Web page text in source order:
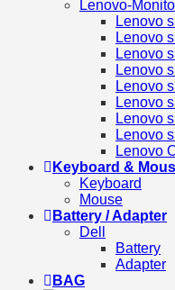
Lenovo-
Lenovo
Lenovo
Lenovo
Lenovo
Lenovo
Lenovo
Lenovo
Lenovo
Lenovo
Keyboard &
Keyboard
Mouse
Battery / Adapter
Dell
Battery
Adapter
BAG